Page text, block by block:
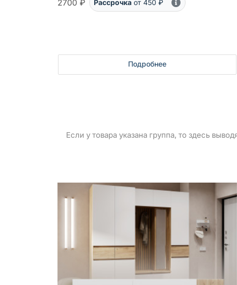
2700 ₽ Рассрочка от 450 ₽
Подробнее
Если у товара указана группа, то здесь